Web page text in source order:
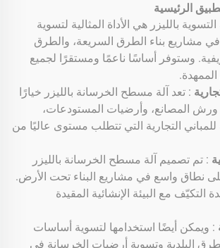
الرئيسية
بالليزر هي الأداة المثالية لتسوية
مشاريع بناء الطرق السريعة، والطرق
وستوفر أساسًا ناعمًا ومستقرًا لجميع
: تعد آلة مسطح الخرسانة بالليزر خيارًا
ورش المصانع، وأرضيات المستودعات،
للمباني التجارية التي تتطلب مستوى عاليًا من
: تم تصميم آلة مسطح الخرسانة بالليزر
نطاق واسع في مشاريع البناء تحت الأرض.
التكيّف مع البيئة الإنشائية المقيدة
: ويمكن أيضًا استخدامها لتسوية أساسات
البلدية وتسوية أرضيات الخرسانة في